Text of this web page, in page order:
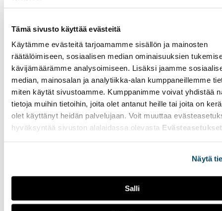
Tämä sivusto käyttää evästeitä
Käytämme evästeitä tarjoamamme sisällön ja mainosten
räätälöimiseen, sosiaalisen median ominaisuuksien
kävijämäärämme analysoimiseen. Lisäksi jaamme
median, mainosalan ja analytiikka-alan kumppaneillemme
miten käytät sivustoamme. Kumppanimme voivat yhdistää
tietoja muihin tietoihin, joita olet antanut heille tai joita on
olet käyttänyt heidän palvelujaan. Voit muuttaa
hyväksyntää sivuston alalaidassa olevasta Evästeasetukset
Näytä
Salli
arvokysymykset ja
joka alkaa näkyä
lähivuosina.
Pelastushelikopteri
hälytetään vain
kriittisimpiin tehtäviin -
"Kuolemaa kohtaa
lähes joka vuorossa"
pelastushelikopterin
lentäjänä Turun
tukikohdassa. Lentäjien